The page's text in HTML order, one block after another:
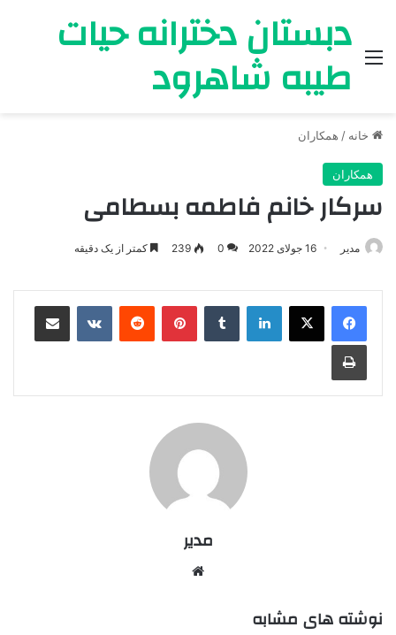
دبستان دخترانه حیات
طیبه شاهرود منو
خانه / همکاران
همکاران
سرکار خانم فاطمه بسطامی
مدیر 16 جولای 2022 0
239 کمتر از یک دقیقه
لینکدین ‫تامبلر ‫پین‌ترست‫رددیت ‫VKontakteرایانامه
چاپ
مدیر
نوشته های مشابه